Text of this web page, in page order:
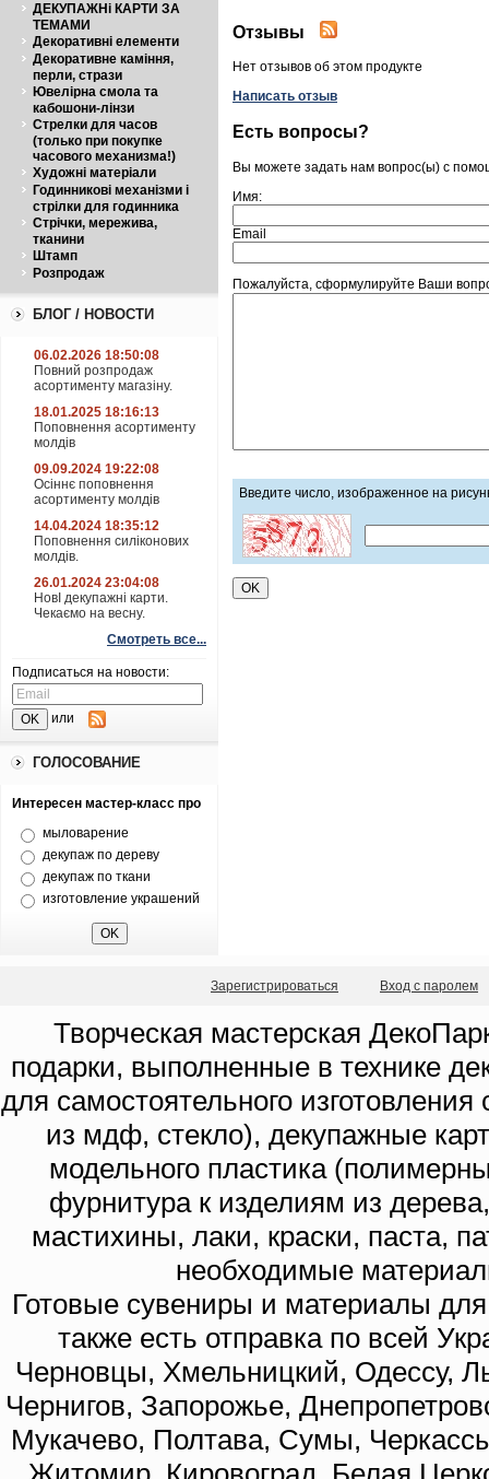
ДЕКУПАЖНі КАРТИ ЗА
ТЕМАМИ
Декоративні елементи
Декоративне каміння,
перли, стрази
Ювелірна смола та
кабошони-лінзи
Стрелки для часов
(только при покупке
часового механизма!)
Художні матеріали
Годинникові механізми і
стрілки для годинника
Стрічки, мережива,
тканини
Штамп
Розпродаж
БЛОГ / НОВОСТИ
06.02.2026 18:50:08
Повний розпродаж
асортименту магазіну.
18.01.2025 18:16:13
Поповнення асортименту
молдів
09.09.2024 19:22:08
Осіннє поповнення
асортименту молдів
14.04.2024 18:35:12
Поповнення силіконових
молдів.
26.01.2024 23:04:08
НовІ декупажні карти.
Чекаємо на весну.
Смотреть все...
Подписаться на новости:
или
ГОЛОСОВАНИЕ
Интересен мастер-класс про
мыловарение
декупаж по дереву
декупаж по ткани
изготовление украшений
Отзывы
Нет отзывов об этом продукте
Написать отзыв
Есть вопросы?
Вы можете задать нам вопрос(ы) с
Имя:
Email
Пожалуйста, сформулируйте Ваши
Введите число, изображенное на
Зарегистрироваться Вход с паролем
Творческая мастерская
подарки, выполненные в технике
для самостоятельного
из мдф, стекло), декупажные
модельного пластика
фурнитура к изделиям из
мастихины, лаки, краски, паста,
необходимые
Готовые сувениры и материалы
также есть отправка по всей
Черновцы, Хмельницкий, Одессу,
Чернигов, Запорожье,
Мукачево, Полтава, Сумы,